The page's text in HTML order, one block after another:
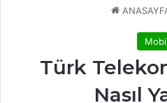
Mobil
Türk
Nasıl